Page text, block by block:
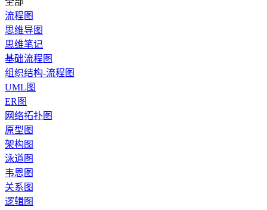
流程图
思维导图
思维笔记
基础流程图
组织结构-流程图
UML图
ER图
网络拓扑图
原型图
架构图
泳道图
韦恩图
关系图
逻辑图